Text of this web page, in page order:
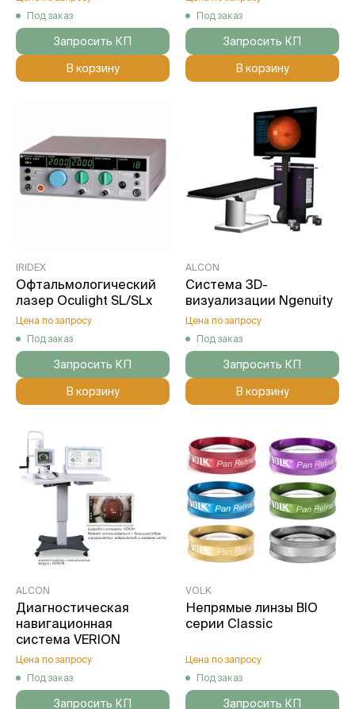
Под заказ
Запросить КП
В корзину
Под заказ
Запросить КП
В корзину
IRIDEX
Офтальмологический
лазер Oculight SL/SLx
Цена по запросу
Под заказ
Запросить КП
В корзину
ALCON
Система 3D-
визуализации Ngenuity
Цена по запросу
Под заказ
Запросить КП
В корзину
ALCON
Диагностическая
навигационная
система VERION
Цена по запросу
Под заказ
Запросить КП
VOLK
Непрямые линзы BIO
серии Classic
Цена по запросу
Под заказ
Запросить КП